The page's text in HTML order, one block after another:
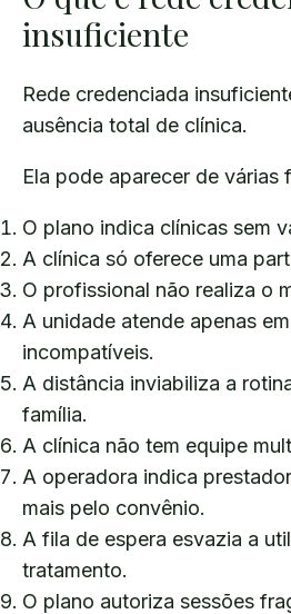
insuficiente
Rede credenciada
ausência total de clínica.
Ela pode aparecer de várias
O plano indica clínicas sem
A clínica só oferece uma
O profissional não realiza o
A unidade atende apenas
incompatíveis.
A distância inviabiliza a
família.
A clínica não tem equipe
A operadora indica
mais pelo convênio.
A fila de espera esvazia a
tratamento.
O plano autoriza sessões